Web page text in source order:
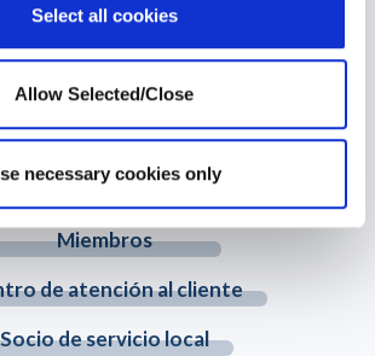
Select all cookies
Allow Selected/Close
necessary cookies only
Apoyamos a individuos para que se
más sanas, más felices y más
Miembros
de atención al cliente
Socio de servicio local